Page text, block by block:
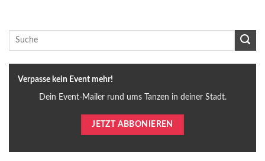
Verpasse kein Event mehr!
Dein Event-Mailer rund ums Tanzen in deiner Stadt.
JETZT ABBONIEREN